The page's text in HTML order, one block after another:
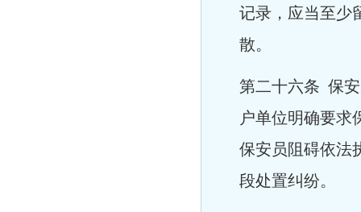
记录，应当至少
散。
第二十六条 保
户单位明确要求
保安员阻碍依法
段处置纠纷。